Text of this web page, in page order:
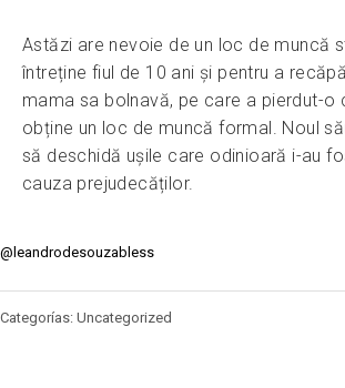
Astăzi are nevoie de un loc de muncă
întreține fiul de 10 ani și pentru a
mama sa bolnavă, pe care a pierdut-o
obține un loc de muncă formal. Noul
să deschidă ușile care odinioară i-au
cauza prejudecăților.
@leandrodesouzabless
Categorías: Uncategorized